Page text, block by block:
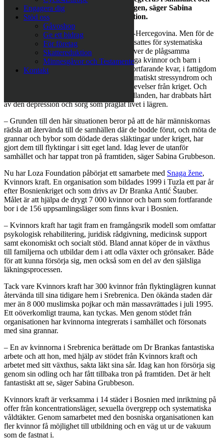
Engagera dig
Stöd oss
Gåvoshop
Ge ett bidrag
För företag
Skattereduktion
Minnesgåvor och Testamente
Kontakt
kunna försörja sig. Få tillbaka sina liv igen, säger Sabina
Grubbeson, grundare av Loza Foundation.
Över 20 år har gått sedan kriget i Bosnien-Hercegovina. Men för de
kvinnor som tvingades lämna sina hem, utsattes för systematiska
våldtäkter och förlorade nära släktingar, lever de plågsamma
minnena kvar. Under kriget samlades många kvinnor och barn i
flyktingläger och här bor många av dem fortfarande kvar, i fattigdom
och utanförskap. Flertalet lider av posttraumatiskt stressyndrom och
sjukdomar till följd av övergrepp och upplevelser från kriget. Och
barnen, som vuxit upp under trasiga förhållanden, har drabbats hårt
av den depression och sorg som präglat livet i lägren.
– Grunden till den här situationen beror på att de här människornas
rädsla att återvända till de samhällen där de bodde förut, och möta de
grannar och bybor som dödade deras släktingar under kriget, har
gjort dem till flyktingar i sitt eget land. Idag lever de utanför
samhället och har tappat tron på framtiden, säger Sabina Grubbeson.
Nu har Loza Foundation påbörjat ett samarbete med Snaga žene,
Kvinnors kraft. En organisation som bildades 1999 i Tuzla ett par år
efter Bosnienkriget och som drivs av Dr Branka Antić Štauber.
Målet är att hjälpa de drygt 7 000 kvinnor och barn som fortfarande
bor i de 156 uppsamlingsläger som finns kvar i Bosnien.
– Kvinnors kraft har tagit fram en framgångsrik modell som omfattar
psykologisk rehabilitering, juridisk rådgivning, medicinsk support
samt ekonomiskt och socialt stöd. Bland annat köper de in växthus
till familjerna och utbildar dem i att odla växter och grönsaker. Både
för att kunna försörja sig, men också som en del av den själsliga
läkningsprocessen.
Tack vare Kvinnors kraft har 300 kvinnor från flyktinglägren kunnat
återvända till sina tidigare hem i Srebrenica. Den ökända staden där
mer än 8 000 muslimska pojkar och män massavrättades i juli 1995.
Ett oöverkomligt trauma, kan tyckas. Men genom stödet från
organisationen har kvinnorna integrerats i samhället och försonats
med sina grannar.
– En av kvinnorna i Srebrenica berättade om Dr Brankas fantastiska
arbete och att hon, med hjälp av stödet från Kvinnors kraft och
arbetet med sitt växthus, sakta läkt sina sår. Idag kan hon försörja sig
genom sin odling och har fått tillbaka tron på framtiden. Det är helt
fantastiskt att se, säger Sabina Grubbeson.
Kvinnors kraft är verksamma i 14 städer i Bosnien med inriktning på
offer från koncentrationsläger, sexuella övergrepp och systematiska
våldtäkter. Genom samarbetet med den bosniska organisationen kan
fler kvinnor få möjlighet till utbildning och en väg ut ur de vakuum
som de fastnat i.